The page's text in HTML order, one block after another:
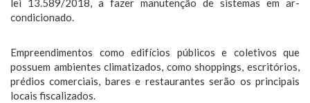
lei 13.589/2018, a fazer manutenção de sistemas em ar-
condicionado.
Empreendimentos como edifícios públicos e coletivos que
possuem ambientes climatizados, como shoppings, escritórios,
prédios comerciais, bares e restaurantes serão os principais
locais fiscalizados.